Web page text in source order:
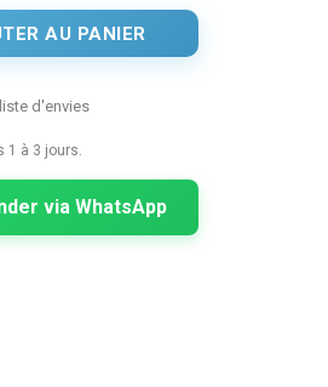
AU PANIER
d'envies
1 à 3 jours.
via WhatsApp